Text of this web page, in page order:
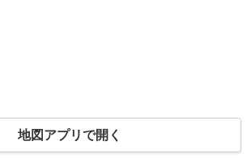
地図アプリで開く